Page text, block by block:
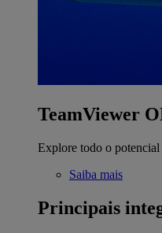
TeamViewer
Explore todo o
Saiba mais
Principais